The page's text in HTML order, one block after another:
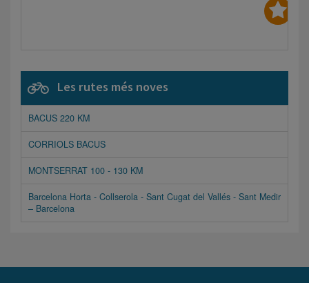
Les rutes més noves
BACUS 220 KM
CORRIOLS BACUS
MONTSERRAT 100 - 130 KM
Barcelona Horta - Collserola - Sant Cugat del Vallés - Sant Medir
– Barcelona